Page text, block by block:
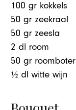
100 gr kokkels
50 gr zeekraal
50 gr zeesla
2 dl room
50 gr roomboter
½ dl witte wijn